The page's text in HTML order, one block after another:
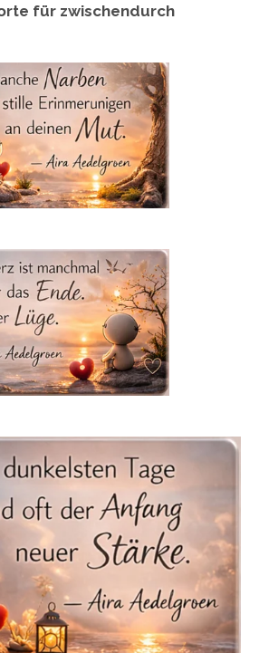
für zwischendurch